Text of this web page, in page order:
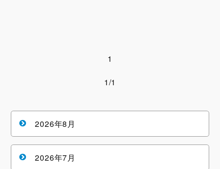
1
1/1
2026年8月
2026年7月